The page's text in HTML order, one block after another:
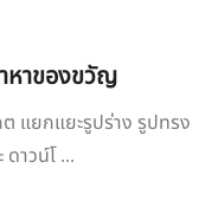
หาของขวัญ
แยกแยะรูปร่าง รูปทรง
าวน์โ ...